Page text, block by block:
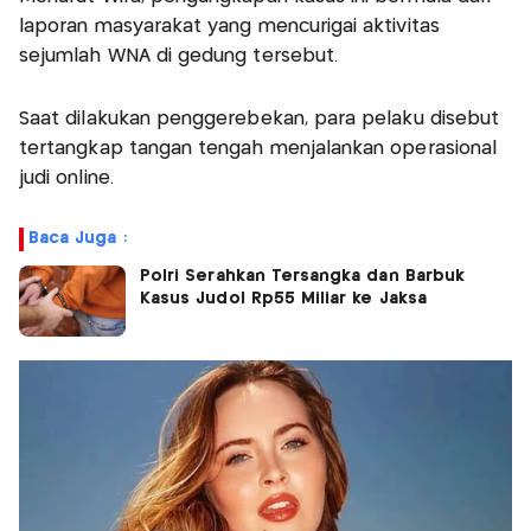
laporan masyarakat yang mencurigai aktivitas
sejumlah WNA di gedung tersebut.
Saat dilakukan penggerebekan, para pelaku disebut
tertangkap tangan tengah menjalankan operasional
judi online.
Baca Juga :
Polri Serahkan Tersangka dan Barbuk
Kasus Judol Rp55 Miliar ke Jaksa